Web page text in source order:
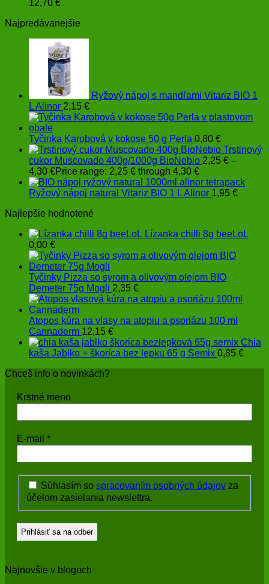
12,70 €
Najpredávanejšie
Ryžový nápoj s mandľami Vitariz BIO 1
L Alinor 2,15 €
Tyčinka Karobová v kokose 50 g Perla 0,80 €
Trstinový
cukor Muscovado 400g/1000g BioNebio 2,25 € –
4,30 €Price range: 2,25 € through 4,30 €
Ryžový nápoj natural Vitariz BIO 1 L Alinor 1,95 €
Najlepšie hodnotené
Lízanka chilli 8g beeLoL
0,00 €
Tyčinky Pizza so syrom a olivovým olejom BIO
Demeter 75g Mogli 2,35 €
Atopos kúra na vlasy na atopiu a psoriázu 100 ml
Cannaderm 12,15 €
Chia
kaša Jablko + škorica bez lepku 65 g Semix 0,85 €
Chceš info o novinkách?
Krstné meno
E-mail *
Súhlasím so spracovaním osobných údajov za
účelom zasielania newslettra.
Najnovšie v blogoch